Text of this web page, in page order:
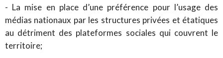
- La mise en place d’une préférence pour l’usage des
médias nationaux par les structures privées et étatiques
au détriment des plateformes sociales qui couvrent le
territoire;